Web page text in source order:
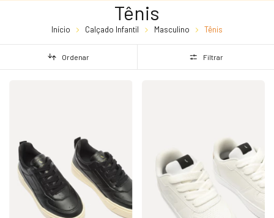
Tênis
Início Calçado Infantil Masculino Tênis
Ordenar Filtrar